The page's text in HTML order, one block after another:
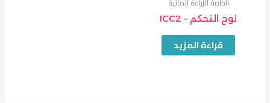
لوح التحكم – ICC2
قراءة المزيد